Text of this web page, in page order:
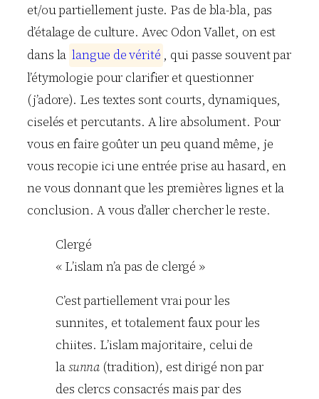
et/ou partiellement juste. Pas de bla-bla, pas
d’étalage de culture. Avec Odon Vallet, on est
dans la langue devérité , qui passe souvent par
l’étymologie pour clarifier et questionner
(j’adore). Les textes sont courts, dynamiques,
ciselés et percutants. A lire absolument. Pour
vous en faire goûter un peu quand même, je
vous recopie ici une entrée prise au hasard, en
ne vous donnant que les premières lignes et la
conclusion. A vous d’aller chercher le reste.
Clergé
« L’islam n’a pas de clergé »
C’est partiellement vrai pour les
sunnites, et totalement faux pour les
chiites. L’islam majoritaire, celui de
lasunna (tradition), est dirigé non par
des clercs consacrés mais par des